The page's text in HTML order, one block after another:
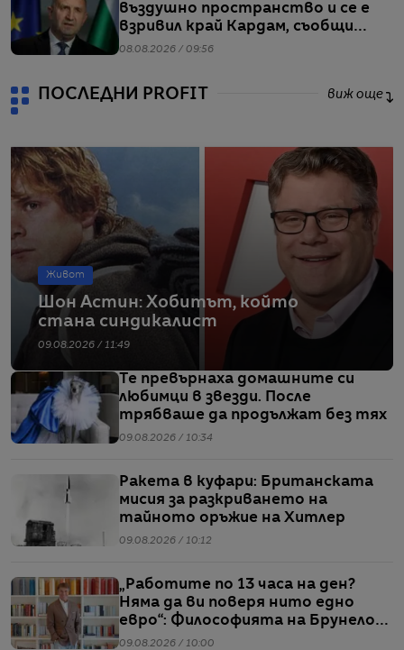
въздушно пространство и се е
взривил край Кардам, съобщи
Радев
08.08.2026 / 09:56
ПОСЛЕДНИ PROFIT виж още
Живот
Шон Астин: Хобитът, който
стана синдикалист
09.08.2026 / 11:49
Те превърнаха домашните си
любимци в звезди. После
трябваше да продължат без тях
09.08.2026 / 10:34
Ракета в куфари: Британската
мисия за разкриването на
тайното оръжие на Хитлер
09.08.2026 / 10:12
„Работите по 13 часа на ден?
Няма да ви поверя нито едно
евро“: Философията на Брунело
Кучинели за бизнеса и живота
09.08.2026 / 10:00